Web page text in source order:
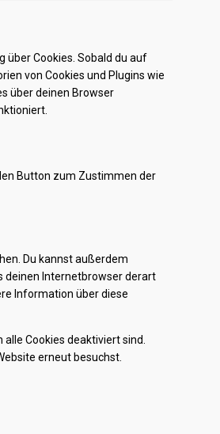
über Cookies. Sobald du auf
von Cookies und Plugins wie
über deinen Browser
Button zum Zustimmen der
Du kannst außerdem
deinen Internetbrowser derart
Information über diese
Cookies deaktiviert sind.
erneut besuchst.